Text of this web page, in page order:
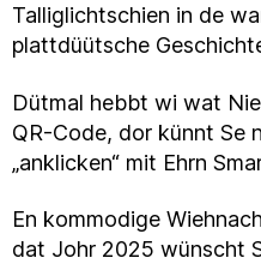
Talliglichtschien in de
plattdüütsche
Dütmal hebbt wi wat
QR-Code, dor künnt Se
„anklicken“ mit Ehrn
En kommodige
dat Johr 2025 wünscht